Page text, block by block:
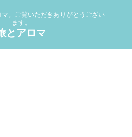
。ご覧いただきありがとうござい
ます。
とアロマ